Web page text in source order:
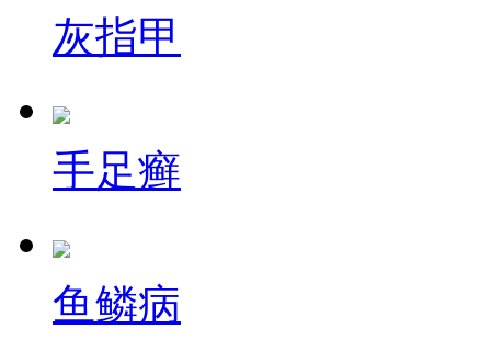
灰指甲
手足癣
鱼鳞病